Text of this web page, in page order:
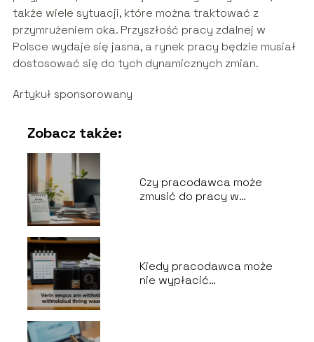
także wiele sytuacji, które można traktować z
przymrużeniem oka. Przyszłość pracy zdalnej w
Polsce wydaje się jasna, a rynek pracy będzie musiał
dostosować się do tych dynamicznych zmian.
Artykuł sponsorowany
Zobacz także:
Czy pracodawca może
zmusić do pracy w
Kiedy pracodawca może
nie wypłacić